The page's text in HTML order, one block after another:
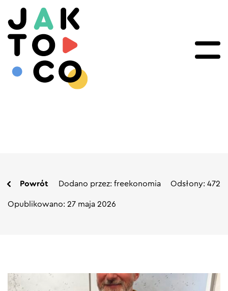
Powrót Dodano przez: freekonomia Odsłony: 472
Opublikowano: 27 maja 2026